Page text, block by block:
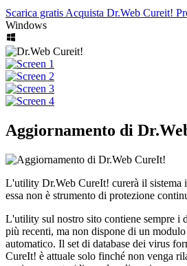
Scarica gratis Acquista Dr.Web Cureit!
Windows
Aggiornamento di
L'utility Dr.Web CureIt! curerà il sistema
essa non è strumento di protezione
L'utility sul nostro sito contiene sempre i
più recenti, ma non dispone di un
automatico. Il set di database dei virus
CureIt! è attuale solo finché non venga